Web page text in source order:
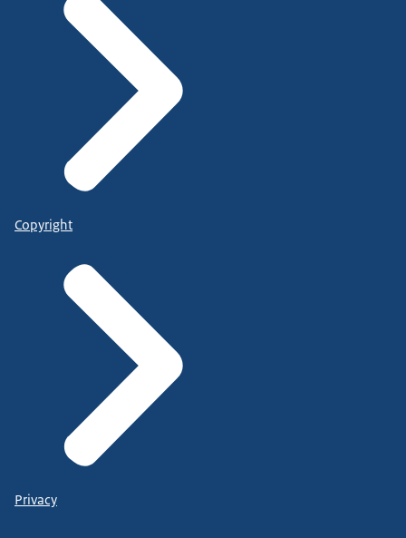
Copyright
Privacy